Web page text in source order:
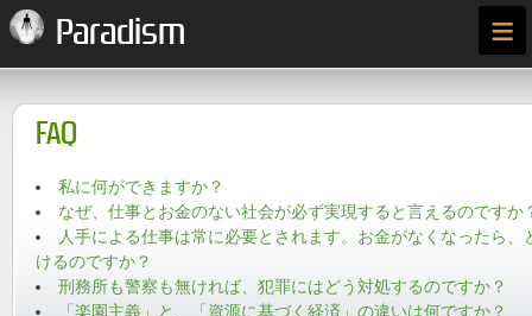
Paradism ≡
FAQ
私に何ができますか？
なぜ、仕事とお金のない社会が必ず実現すると言えるのですか
人手による仕事は常に必要とされます。お金がなくなったら
けるのですか？
刑務所も警察も無ければ、犯罪にはどう対処するのですか？
「楽園主義」と、「資源に基づく経済」の違いは何ですか？